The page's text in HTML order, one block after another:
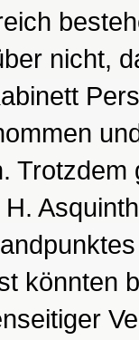
nicht,
könnten